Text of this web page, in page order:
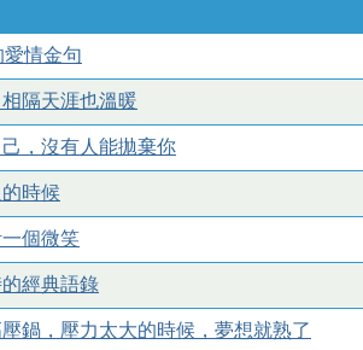
情金句
隔天涯也溫暖
，沒有人能拋棄你
時候
個微笑
經典語錄
壓鍋，壓力太大的時候，夢想就熟了